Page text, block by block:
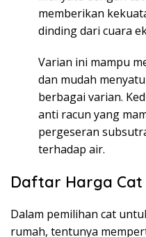
memberikan
dinding dari cuara
Varian ini mampu
dan mudah
berbagai varian.
anti racun yang
pergeseran
terhadap air.
Daftar Harga
Dalam pemilihan cat
rumah, tentunya